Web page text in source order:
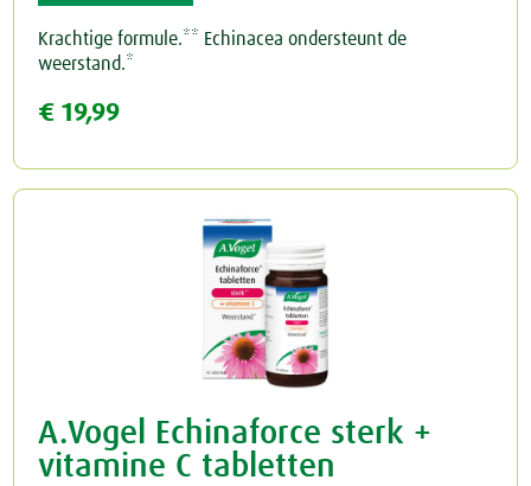
Krachtige formule.** Echinacea ondersteunt de
weerstand.*
€ 19,99
A.Vogel Echinaforce sterk +
vitamine C tabletten